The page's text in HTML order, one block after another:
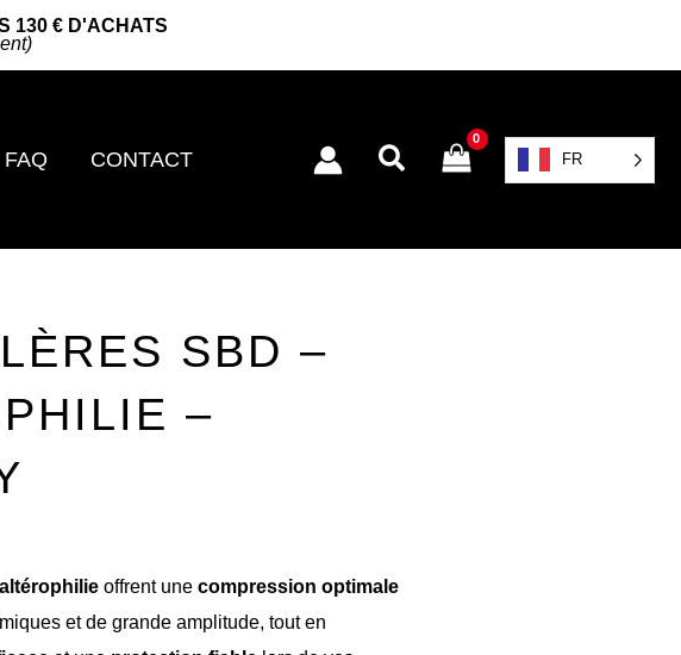
130 € D'ACHATS
FAQ CONTACT Rechercher FR
SBD –
–
offrent une compression optimale
et de grande amplitude, tout en